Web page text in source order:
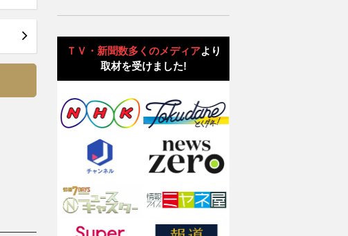
ＴＶ・新聞数多くのメディアより
取材を受けました!